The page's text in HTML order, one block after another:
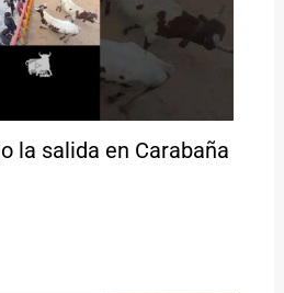
la salida en Carabaña